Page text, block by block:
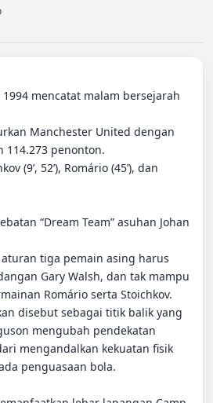
Manchester United dengan
114.273 penonton.
(9’, 52’), Romário (45’), dan
“Dream Team” asuhan Johan
tiga pemain asing harus
Gary Walsh, dan tak mampu
Romário serta Stoichkov.
disebut sebagai titik balik yang
mengubah pendekatan
mengandalkan kekuatan fisik
penguasaan bola.